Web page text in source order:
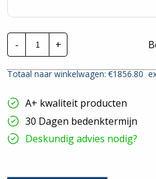
-
Invertek
Frequentieregelaar
|
3-
3F4B
|
P=18,5kw
hoeveelheid
+
Totaal naar winkelwagen: €1856.80
A+ kwaliteit producten
30 Dagen bedenktermijn
Deskundig advies nodig?